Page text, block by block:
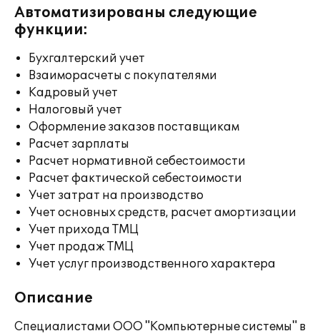
Автоматизированы следующие
функции:
Бухгалтерский учет
Взаиморасчеты с покупателями
Кадровый учет
Налоговый учет
Оформление заказов поставщикам
Расчет зарплаты
Расчет нормативной себестоимости
Расчет фактической себестоимости
Учет затрат на производство
Учет основных средств, расчет амортизации
Учет прихода ТМЦ
Учет продаж ТМЦ
Учет услуг производственного характера
Описание
Специалистами ООО "Компьютерные системы" в